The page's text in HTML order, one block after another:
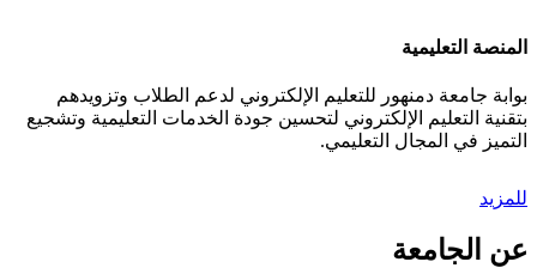
المنصة التعليمية
بوابة جامعة دمنهور للتعليم الإلكتروني لدعم الطلاب وتزويدهم
بتقنية التعليم الإلكتروني لتحسين جودة الخدمات التعليمية وتشجيع
التميز في المجال التعليمي.
للمزيد
عن الجامعة